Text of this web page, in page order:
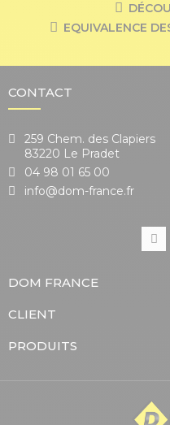
EQUIVALENCE
CONTACT
259 Chem. des Clapiers
83220 Le Pradet
04 98 01 65 00
info@dom-france.fr
DOM FRANCE
CLIENT
PRODUITS